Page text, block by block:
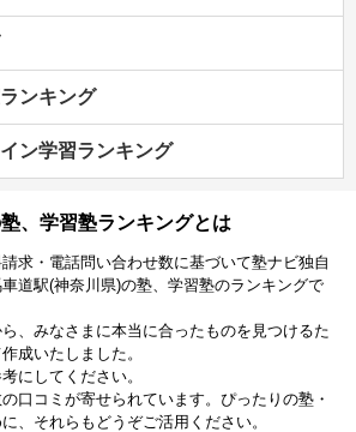
ンキング
ン学習ランキング
、学習塾ランキングとは
求・電話問い合わせ数に基づいて塾ナビ独自
道駅(神奈川県)の塾、学習塾のランキングで
、みなさまに本当に合ったものを見つけるた
成いたしました。
にしてください。
口コミが寄せられています。ぴったりの塾・
、それらもどうぞご活用ください。